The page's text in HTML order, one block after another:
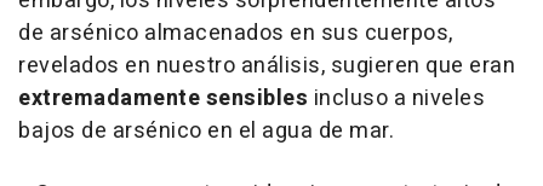
de arsénico almacenados en sus cuerpos,
revelados en nuestro análisis, sugieren que eran
extremadamente sensibles incluso a niveles
bajos de arsénico en el agua de mar.